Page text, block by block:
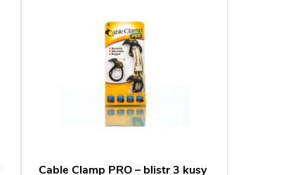
Cable Clamp PRO – blistr 3 kusy